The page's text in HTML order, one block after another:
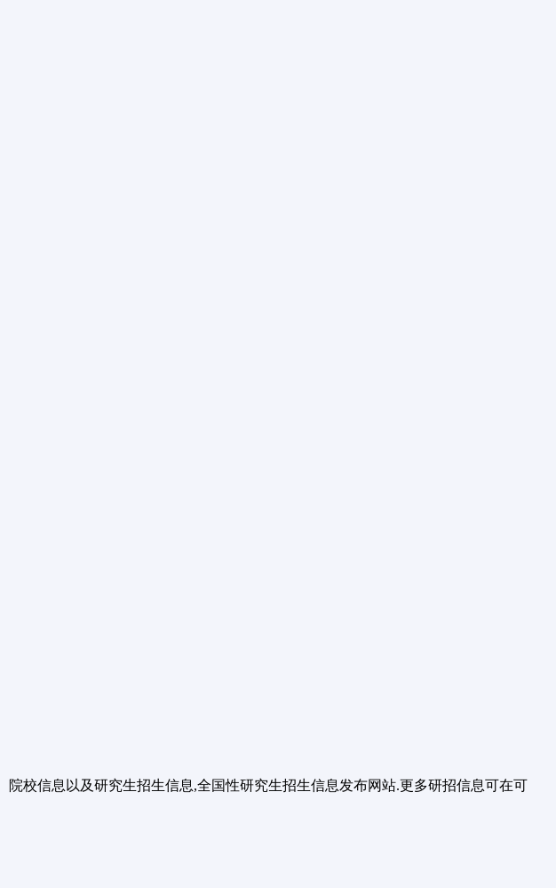
校信息以及研究生招生信息,全国性研究生招生信息发布网站.更多研招信息可在可